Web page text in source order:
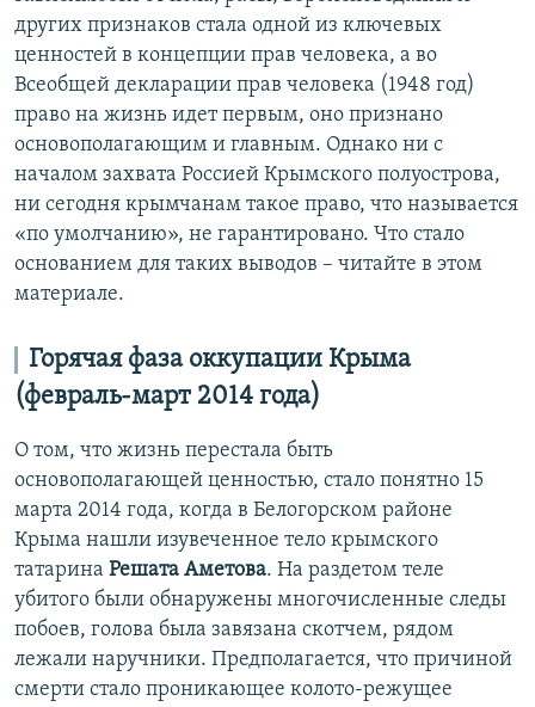
других признаков стала одной из ключевых
ценностей в концепции прав человека, а во
Всеобщей декларации прав человека (1948 год)
право на жизнь идет первым, оно признано
основополагающим и главным. Однако ни с
началом захвата Россией Крымского полуострова,
ни сегодня крымчанам такое право, что называется
«по умолчанию», не гарантировано. Что стало
основанием для таких выводов – читайте в этом
материале.
Горячая фазаоккупации Крыма
(февраль-март 2014 года)
О том, что жизнь перестала быть
основополагающей ценностью, стало понятно 15
марта 2014 года, когда в Белогорском районе
Крыма нашли изувеченное тело крымского
татарина Решата Аметова. На раздетом теле
убитого были обнаружены многочисленные следы
побоев, голова была завязана скотчем, рядом
лежали наручники. Предполагается, что причиной
смерти стало проникающее колото-режущее